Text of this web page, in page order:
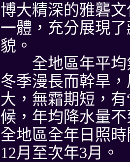
博大精深的雅礱
一體，充分展現
貌。
全地區年平均
冬季漫長而幹旱
大，無霜期短，
候，年均降水量
全地區全年日照
12月至次年3月。